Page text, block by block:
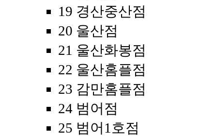
19 경산중산점
20 울산점
21 울산화봉점
22 울산홈플점
23 감만홈플점
24 범어점
25 범어1호점